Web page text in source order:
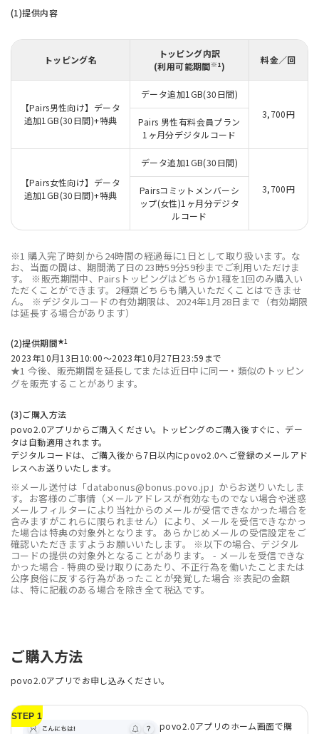
(1)提供内容
トッピング名
トッピング内訳
(利用可能期間※1)
料金／回
【Pairs男性向け】データ
追加1GB(30日間)+特典
データ追加1GB(30日間)
3,700円
Pairs 男性有料会員プラン
1ヶ月分デジタルコード
【Pairs女性向け】データ
追加1GB(30日間)+特典
データ追加1GB(30日間)
3,700円
Pairsコミットメンバーシ
ップ(女性)1ヶ月分デジタ
ルコード
※1 購入完了時刻から24時間の経過毎に1日として取り扱います。な
お、当面の間は、期間満了日の23時59分59秒までご利用いただけま
す。 ※販売期間中、Pairsトッピングはどちらか1種を1回のみ購入い
ただくことができます。2種類どちらも購入いただくことはできませ
ん。 ※デジタルコードの有効期限は、2024年1月28日まで（有効期限
は延長する場合があります）
(2)提供期間★1
2023年10月13日10:00～2023年10月27日23:59まで
★1 今後、販売期間を延長してまたは近日中に同一・類似のトッピン
グを販売することがあります。
(3)ご購入方法
povo2.0アプリからご購入ください。トッピングのご購入後すぐに、デー
タは自動適用されます。
デジタルコードは、ご購入後から7日以内にpovo2.0へご登録のメールアド
レスへお送りいたします。
※メール送付は「databonus@bonus.povo.jp」からお送りいたしま
す。お客様のご事情（メールアドレスが有効なものでない場合や迷惑
メールフィルターにより当社からのメールが受信できなかった場合を
含みますがこれらに限られません）により、メールを受信できなかっ
た場合は特典の対象外となります。あらかじめメールの受信設定をご
確認いただきますようお願いいたします。 ※以下の場合、デジタル
コードの提供の対象外となることがあります。 - メールを受信できな
かった場合 - 特典の受け取りにあたり、不正行為を働いたことまたは
公序良俗に反する行為があったことが発覚した場合 ※表記の金額
は、特に記載のある場合を除き全て税込です。
ご購入方法
povo2.0アプリでお申し込みください。
STEP 1
povo2.0アプリのホーム画面で購